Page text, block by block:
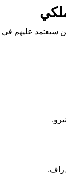
سيعتمد عليهم